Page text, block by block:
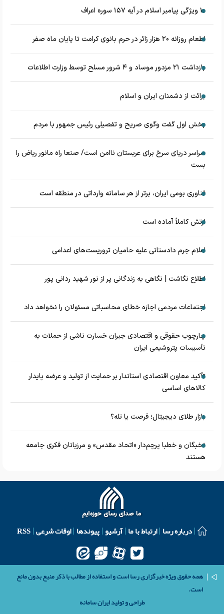
۱۰ ویژگی پیامبر اسلام در آیه ۱۵۷ سوره اعراف
اطعام روزانه ۲۰ هزار زائر در حرم بانوی کرامت تا پایان ماه صفر
بازداشت ۲۱ مزدور موساد و ۴ شرور مسلح توسط وزارت اطلاعات
برائت از دشمنان ایران و اسلام
بخش اول گفت وگوی صریح و تفصیلی رئیس جمهور با مردم
سراسر دریای سرخ برای عربستان ناامن است/ صنعا راه مانور ریاض را
بست
فناوری بومی ایران، برتر از هر سامانه وارداتی در منطقه است
ارتش کاملاً آماده است
اعلام جرم دادستانی علیه حامیان تروریست‌های اعدامی
اطلاع نگاشت | نگاهی به زندگانی پر از نور شهید ردانی پور
اجتماعات مردمی اجازه خطای محاسباتی مسئولان را نخواهد داد
چارچوب حقوقی و اقتصادی جبران خسارت ناشی از حملات به
تأسیسات پتروشیمی ایران
تأکید معاون اقتصادی استاندار بر حمایت از تولید و عرضه پایدار
کالاهای اساسی
بازار طلای دیجیتال؛ فرصت یا تله؟
نخبگان و خطبا پرچم‌دار «اتحاد مقدس» و مرزبانان فکری جامعه
هستند
درباره رسا ارتباط با ما آرشیو پیوندها اوقات شرعی RSS
همه حقوق ویژه خبرگزاری رسا است و استفاده از مطالب با ذکر منبع بدون مانع
است.
طراحی و تولیدایران سامانه